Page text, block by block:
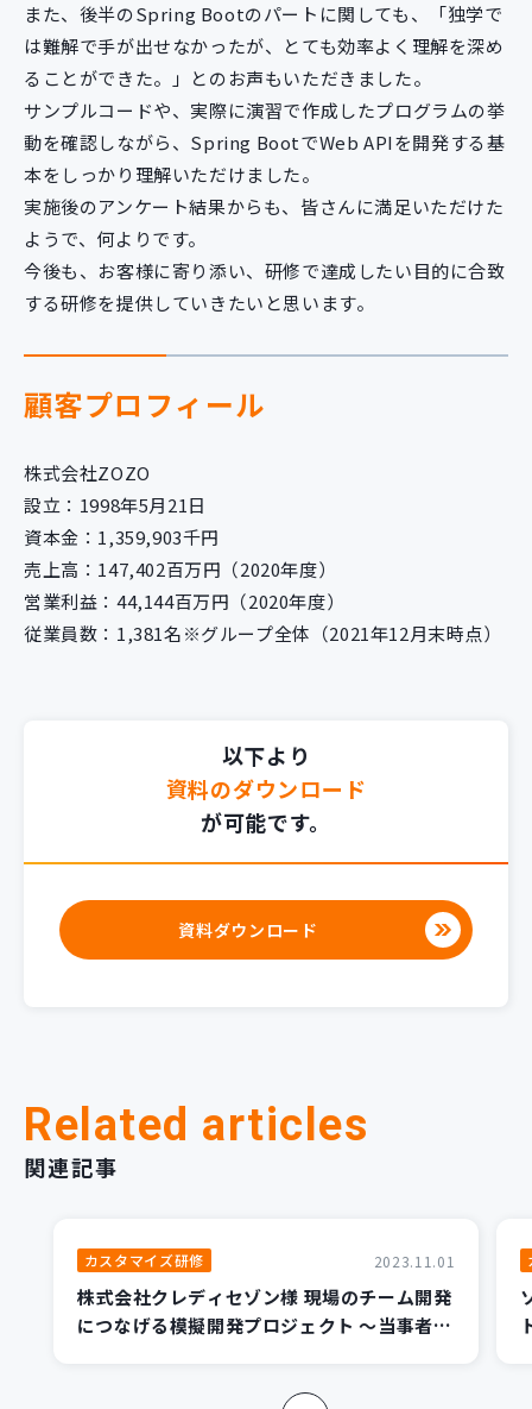
また、後半のSpring Bootのパートに関しても、「独学で
は難解で手が出せなかったが、とても効率よく理解を深め
ることができた。」とのお声もいただきました。
サンプルコードや、実際に演習で作成したプログラムの挙
動を確認しながら、Spring BootでWeb APIを開発する基
本をしっかり理解いただけました。
実施後のアンケート結果からも、皆さんに満足いただけた
ようで、何よりです。
今後も、お客様に寄り添い、研修で達成したい目的に合致
する研修を提供していきたいと思います。
顧客プロフィール
株式会社ZOZO
設立：1998年5月21日
資本金：1,359,903千円
売上高：147,402百万円（2020年度）
営業利益：44,144百万円（2020年度）
従業員数：1,381名※グループ全体（2021年12月末時点）
以下より
資料のダウンロード
が可能です。
資料ダウンロード
Related articles
関連記事
カスタマイズ研修 2023.11.01
株式会社クレディセゾン様 現場のチーム開発
につなげる模擬開発プロジェクト ～当事者意